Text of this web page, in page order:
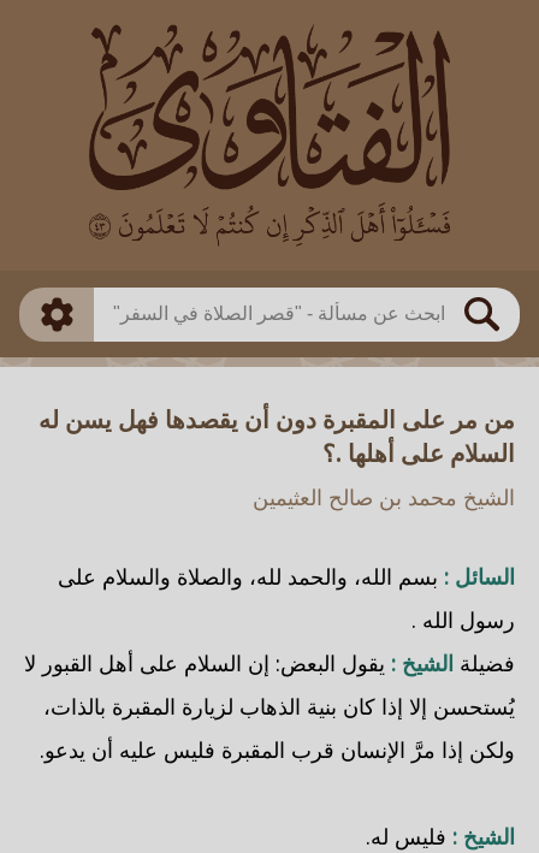
بحث
العالم
بن باز
بن العثيمين
اللجنة الدائمة
طريقة البحث
ذكي
من مر على المقبرة دون أن يقصدها فهل يسن له
السلام على أهلها .؟
الشيخ محمد بن صالح العثيمين
السائل : بسم الله، والحمد لله، والصلاة والسلام على
رسول الله .
فضيلة الشيخ : يقول البعض: إن السلام على أهل القبور لا
يُستحسن إلا إذا كان بنية الذهاب لزيارة المقبرة بالذات،
ولكن إذا مرَّ الإنسان قرب المقبرة فليس عليه أن يدعو.
الشيخ : فليس له.